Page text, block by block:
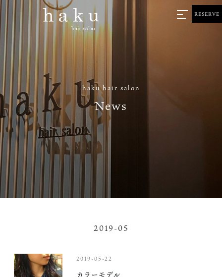
haku hair salon
News
RESERVE
2019-05
2019-05-22
カラーモデル